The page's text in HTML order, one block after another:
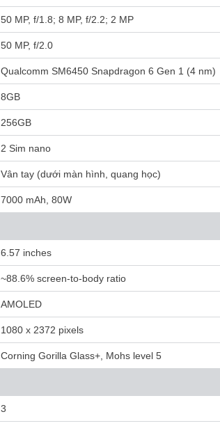
50 MP, f/1.8; 8 MP, f/2.2; 2 MP
50 MP, f/2.0
Qualcomm SM6450 Snapdragon 6 Gen 1 (4 nm)
8GB
256GB
2 Sim nano
Vân tay (dưới màn hình, quang học)
7000 mAh, 80W
6.57 inches
~88.6% screen-to-body ratio
AMOLED
1080 x 2372 pixels
Corning Gorilla Glass+, Mohs level 5
3